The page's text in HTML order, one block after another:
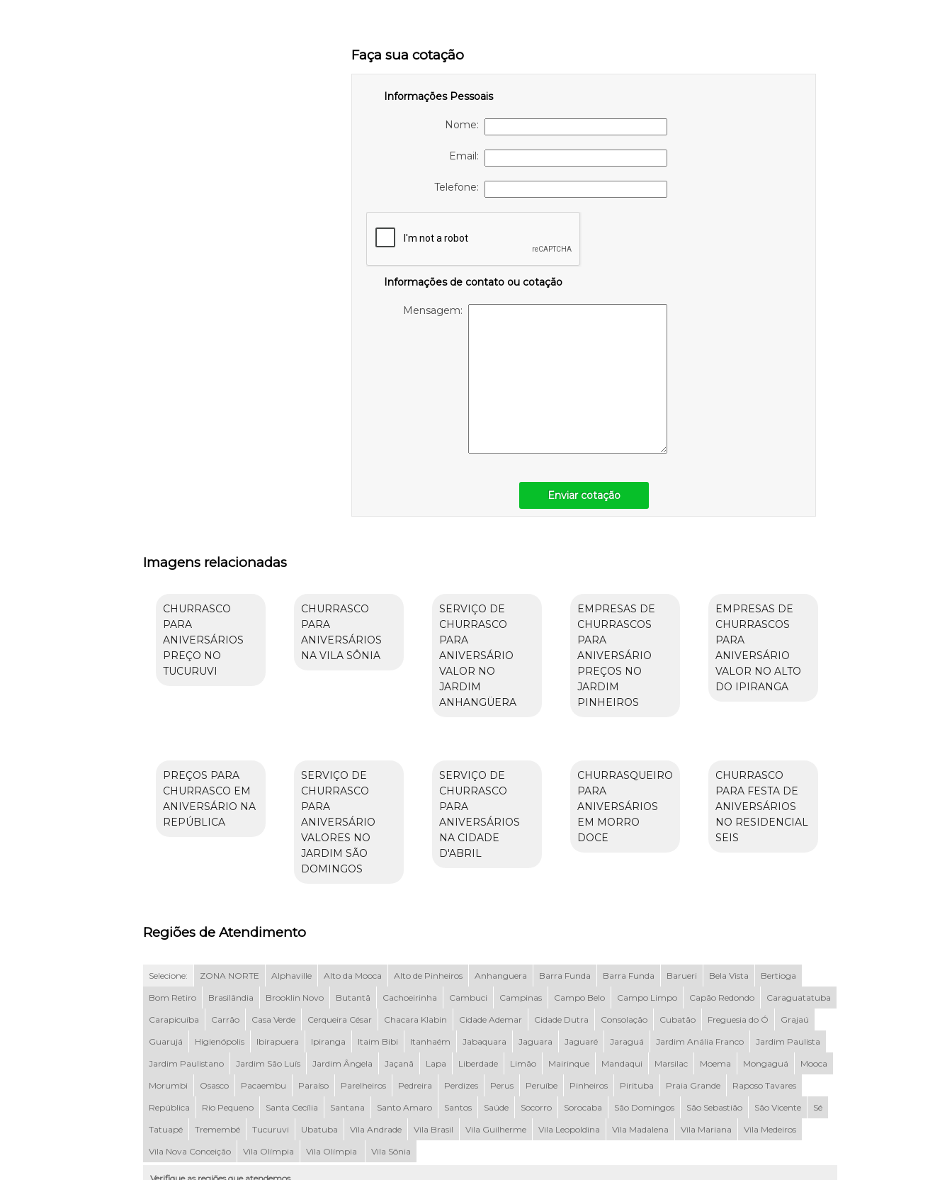
Faça sua cotação
Informações Pessoais
Nome:
Email:
Telefone:
Informações de contato ou cotação
Mensagem:
Enviar cotação
Imagens relacionadas
CHURRASCO
PARA
ANIVERSÁRIOS
PREÇO NO
TUCURUVI
CHURRASCO
PARA
ANIVERSÁRIOS
NA VILA SÔNIA
SERVIÇO DE
CHURRASCO
PARA
ANIVERSÁRIO
VALOR NO
JARDIM
ANHANGÜERA
EMPRESAS DE
CHURRASCOS
PARA
ANIVERSÁRIO
PREÇOS NO
JARDIM
PINHEIROS
EMPRESAS DE
CHURRASCOS
PARA
ANIVERSÁRIO
VALOR NO ALTO
DO IPIRANGA
PREÇOS PARA
CHURRASCO EM
ANIVERSÁRIO NA
REPÚBLICA
SERVIÇO DE
CHURRASCO
PARA
ANIVERSÁRIO
VALORES NO
JARDIM SÃO
DOMINGOS
SERVIÇO DE
CHURRASCO
PARA
ANIVERSÁRIOS
NA CIDADE
D'ABRIL
CHURRASQUEIRO
PARA
ANIVERSÁRIOS
EM MORRO
DOCE
CHURRASCO
PARA FESTA DE
ANIVERSÁRIOS
NO RESIDENCIAL
SEIS
Regiões de Atendimento
Selecione: ZONA NORTE Alphaville Alto da Mooca Alto de Pinheiros Anhanguera Barra Funda Barra Funda Barueri Bela Vista Bertioga
Bom Retiro Brasilândia Brooklin Novo Butantã Cachoeirinha Cambuci Campinas Campo Belo Campo Limpo Capão Redondo Caraguatatuba
Carapicuíba Carrão Casa Verde Cerqueira César Chacara Klabin Cidade Ademar Cidade Dutra Consolação Cubatão Freguesia do Ó Grajaú
Guarujá Higienópolis Ibirapuera Ipiranga Itaim Bibi Itanhaém Jabaquara Jaguara Jaguaré Jaraguá Jardim Anália Franco Jardim Paulista
Jardim Paulistano Jardim São Luís Jardim Ângela Jaçanã Lapa Liberdade Limão Mairinque Mandaqui Marsilac Moema Mongaguá Mooca
Morumbi Osasco Pacaembu Paraíso Parelheiros Pedreira Perdizes Perus Peruíbe Pinheiros Pirituba Praia Grande Raposo Tavares
República Rio Pequeno Santa Cecília Santana Santo Amaro Santos Saúde Socorro Sorocaba São Domingos São Sebastião São Vicente Sé
Tatuapé Tremembé Tucuruvi Ubatuba Vila Andrade Vila Brasil Vila Guilherme Vila Leopoldina Vila Madalena Vila Mariana Vila Medeiros
Vila Nova Conceição Vila Olímpia Vila Olímpia Vila Sônia